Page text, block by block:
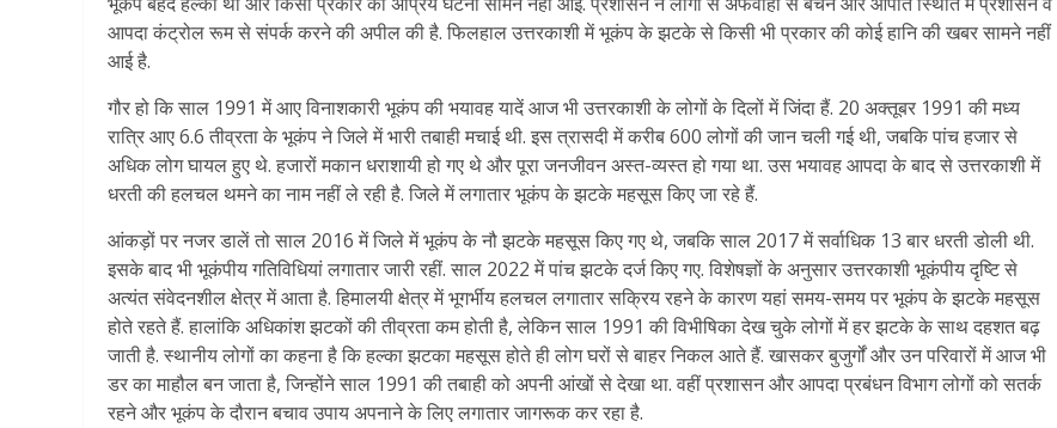
आपदा कंट्रोल रूम से संपर्क करने की अपील की है. फिलहाल उत्तरकाशी में भूकंप के झटके से किसी भी प्रकार की कोई हानि की खबर सामने नहीं
आई है.
गौर हो कि साल 1991 में आए विनाशकारी भूकंप की भयावह यादें आज भी उत्तरकाशी के लोगों के दिलों में जिंदा हैं. 20 अक्तूबर 1991 की मध्य
रात्रि आए 6.6 तीव्रता के भूकंप ने जिले में भारी तबाही मचाई थी. इस त्रासदी में करीब 600 लोगों की जान चली गई थी, जबकि पांच हजार से
अधिक लोग घायल हुए थे. हजारों मकान धराशायी हो गए थे और पूरा जनजीवन अस्त-व्यस्त हो गया था. उस भयावह आपदा के बाद से उत्तरकाशी में
धरती की हलचल थमने का नाम नहीं ले रही है. जिले में लगातार भूकंप के झटके महसूस किए जा रहे हैं.
आंकड़ों पर नजर डालें तो साल 2016 में जिले में भूकंप के नौ झटके महसूस किए गए थे, जबकि साल 2017 में सर्वाधिक 13 बार धरती डोली थी.
इसके बाद भी भूकंपीय गतिविधियां लगातार जारी रहीं. साल 2022 में पांच झटके दर्ज किए गए. विशेषज्ञों के अनुसार उत्तरकाशी भूकंपीय दृष्टि से
अत्यंत संवेदनशील क्षेत्र में आता है. हिमालयी क्षेत्र में भूगर्भीय हलचल लगातार सक्रिय रहने के कारण यहां समय-समय पर भूकंप के झटके महसूस
होते रहते हैं. हालांकि अधिकांश झटकों की तीव्रता कम होती है, लेकिन साल 1991 की विभीषिका देख चुके लोगों में हर झटके के साथ दहशत बढ़
जाती है. स्थानीय लोगों का कहना है कि हल्का झटका महसूस होते ही लोग घरों से बाहर निकल आते हैं. खासकर बुजुर्गों और उन परिवारों में आज भी
डर का माहौल बन जाता है, जिन्होंने साल 1991 की तबाही को अपनी आंखों से देखा था. वहीं प्रशासन और आपदा प्रबंधन विभाग लोगों को सतर्क
रहने और भूकंप के दौरान बचाव उपाय अपनाने के लिए लगातार जागरूक कर रहा है.